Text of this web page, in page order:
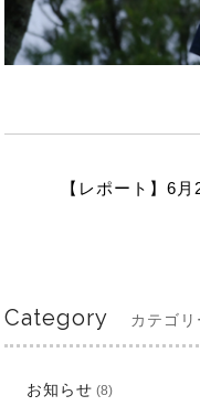
【レポート】6
Category カテゴリ
お知らせ (8)